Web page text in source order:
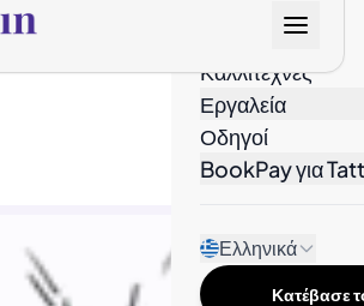
Καλλιτέχνες
Εργαλεία
Οδηγοί
BookPay για
Ελληνικά
Κατέβασε